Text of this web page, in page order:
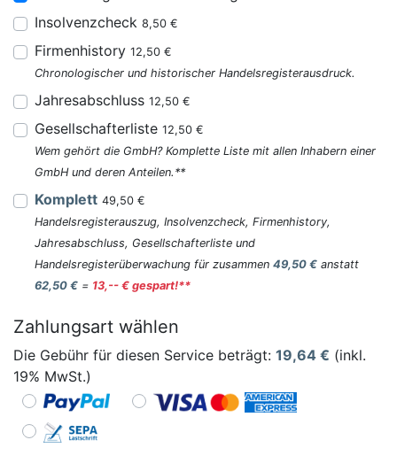
Insolvenzcheck 8,50 €
Firmenhistory 12,50 €
Chronologischer und historischer Handelsregisterausdruck.
Jahresabschluss 12,50 €
Gesellschafterliste 12,50 €
Wem gehört die GmbH? Komplette Liste mit allen Inhabern einer
GmbH und deren Anteilen.**
Komplett 49,50 €
Handelsregisterauszug, Insolvenzcheck, Firmenhistory,
Jahresabschluss, Gesellschafterliste und
Handelsregisterüberwachung für zusammen 49,50 € anstatt
62,50 € = 13,-- € gespart!**
Zahlungsart wählen
Die Gebühr für diesen Service beträgt: 19,64 € (inkl.
19% MwSt.)